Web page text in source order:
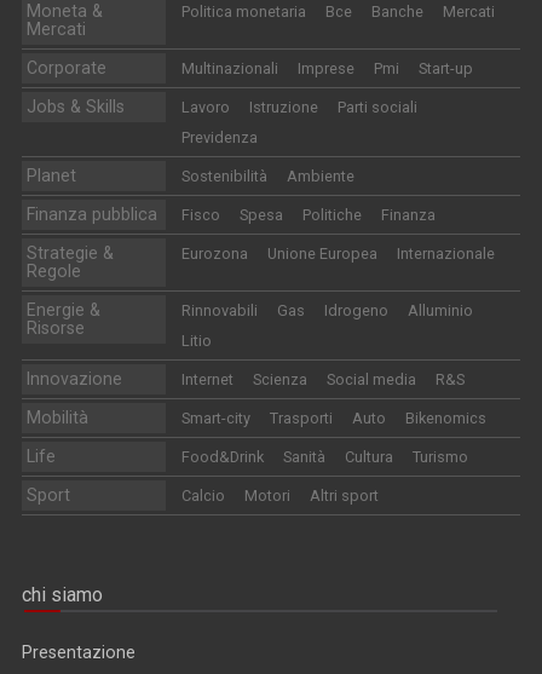
Moneta &
Mercati
Politica monetaria Bce Banche Mercati
Corporate Multinazionali Imprese Pmi Start-up
Jobs & Skills Lavoro Istruzione
Parti sociali
Previdenza
Planet Sostenibilità Ambiente
Finanza pubblica Fisco Spesa Politiche Finanza
Strategie &
Regole
Eurozona Unione Europea Internazionale
Energie &
Risorse
Rinnovabili Gas Idrogeno
Alluminio
Litio
Innovazione Internet Scienza Social media R&S
Mobilità Smart-city Trasporti Auto Bikenomics
Life Food&Drink Sanità Cultura Turismo
Sport Calcio Motori Altri sport
chi siamo
Presentazione